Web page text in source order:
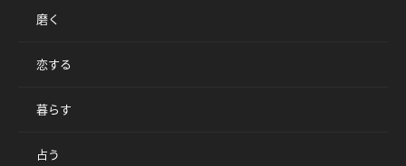
磨く
恋する
暮らす
占う